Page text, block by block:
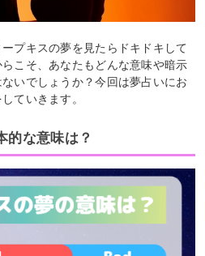
プキスの夢を見たらドキドキして
こそ、あなたもどんな意味や暗示
いでしょうか？今回は夢占いにお
ていきます。
的な意味は？